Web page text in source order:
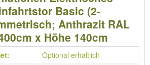
Basic (2-
Anthrazit RAL
x Höhe 140cm
Optional erhältlich